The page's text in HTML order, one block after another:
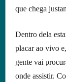
que chega
Dentro dela
placar ao vivo
gente vai
onde assistir.